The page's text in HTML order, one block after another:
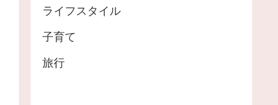
ライフスタイル
子育て
旅行